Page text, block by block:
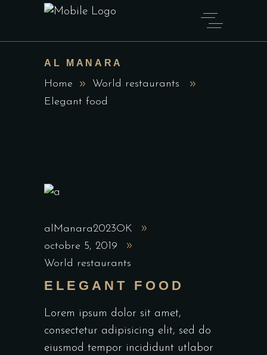
AL MANARA
Home
World restaurants
Elegant food
alManara2023OK
octobre 5, 2019
World restaurants
ELEGANT FOOD
Lorem ipsum dolor sit amet,
consectetur adipisicing elit, sed do
eiusmod tempor incididunt utlabor